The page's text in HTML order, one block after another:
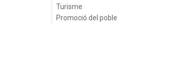
Turisme
Promoció del poble